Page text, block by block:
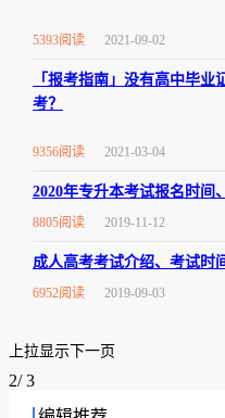
5393阅读 2021-09-02
「报考指南」没有高中毕业
考？
9356阅读 2021-03-04
2020年专升本考试报名时间
8805阅读 2019-11-12
成人高考考试介绍、考试时
6952阅读 2019-09-03
上拉显示下一页
2/3